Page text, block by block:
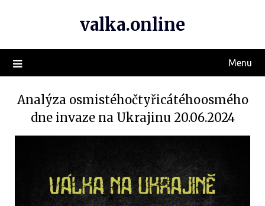
valka.online
Menu
Analýza osmistéhočtyřicátéhoosmého
dne invaze na Ukrajinu 20.06.2024